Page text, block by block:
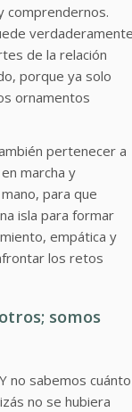
comprendernos.
de la relación
porque ya solo
ornamentos
pertenecer a
marcha y
para que
isla para formar
empática y
los retos
somos
Y no sabemos cuánto
no se hubiera